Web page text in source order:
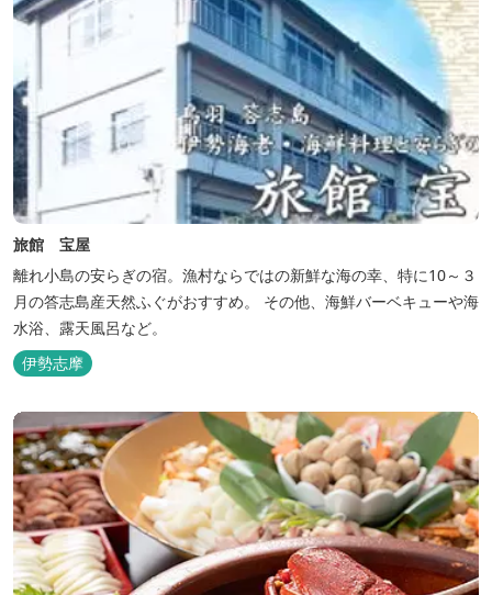
旅館 宝屋
離れ小島の安らぎの宿。漁村ならではの新鮮な海の幸、特に10～３
月の答志島産天然ふぐがおすすめ。 その他、海鮮バーベキューや海
水浴、露天風呂など。
伊勢志摩